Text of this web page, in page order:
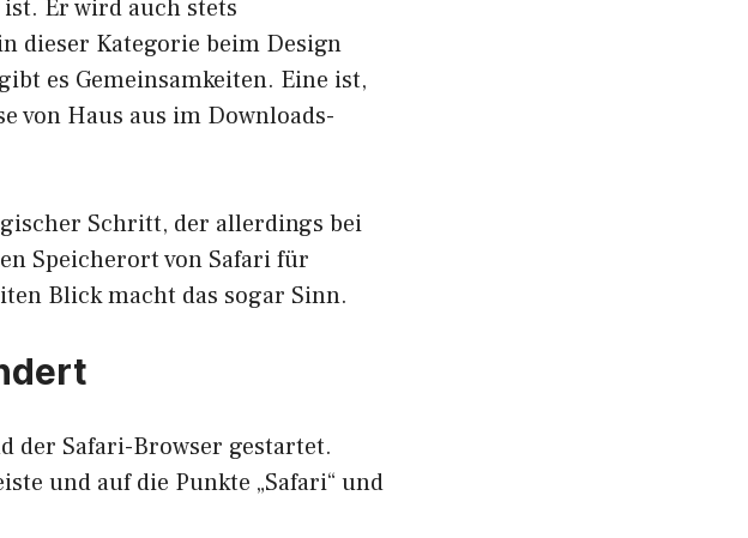
Er wird auch stets
dieser Kategorie beim Design
es Gemeinsamkeiten. Eine ist,
von Haus aus im Downloads-
Schritt, der allerdings bei
Speicherort von Safari für
Blick macht das sogar Sinn.
der Safari-Browser gestartet.
und auf die Punkte „Safari“ und